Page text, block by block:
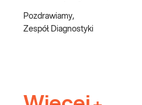
Pozdrawiamy,
Zespół Diagnostyki